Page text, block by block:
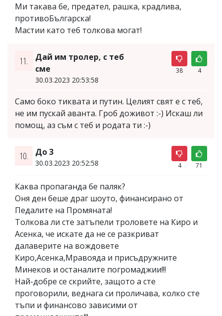
Ми такава бе, предател, рашка, крадлива,
противоБългарска!
Мастии като теб толкова могат!
11.
Дай им тролер, с теб
сме
30.03.2023 20:53:58
38 4
Само боко тиквата и путин. Целият свят е с теб,
не им пускай аванта. Гроб доживот :-) Искаш ли
помощ, аз съм с теб и родата ти :-)
10. До 3
30.03.2023 20:52:58 4 71
Каква пропаганда бе паляк?
Оня ден беше драг шоуто, финансирано от
Педалите на Промяната!
Толкова ли сте затъпели троловете на Киро и
Асенка, че искате да не се разкриват
далаверите на вождовете
Киро,Асенка,Мравояда и присъдружните
Минеков и останалите погромаджии!!!
Най-добре се скрийте, защото а сте
проговорили, веднага си проличава, колко сте
тъпи и финансово зависими от